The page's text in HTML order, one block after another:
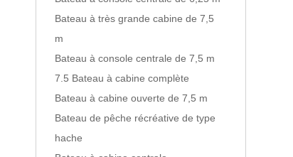
Bateau à très grande cabine de 7,5
m
Bateau à console centrale de 7,5 m
7.5 Bateau à cabine complète
Bateau à cabine ouverte de 7,5 m
Bateau de pêche récréative de type
hache